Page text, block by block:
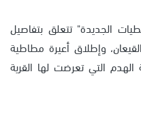
الجديدة" تتعلق بتفاصيل
وإطلاق أعيرة مطاطية
الهدم التي تعرضت لها القرية